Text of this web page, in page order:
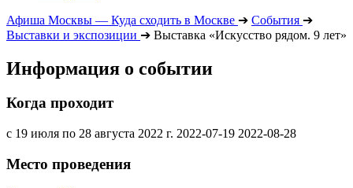
Афиша Москвы — Куда сходить в Москве ➔ События ➔
Выставки и экспозиции ➔ Выставка «Искусство рядом. 9 лет»
Информация о событии
Когда проходит
с 19 июля по 28 августа 2022 г. 2022-07-19 2022-08-28
Место проведения